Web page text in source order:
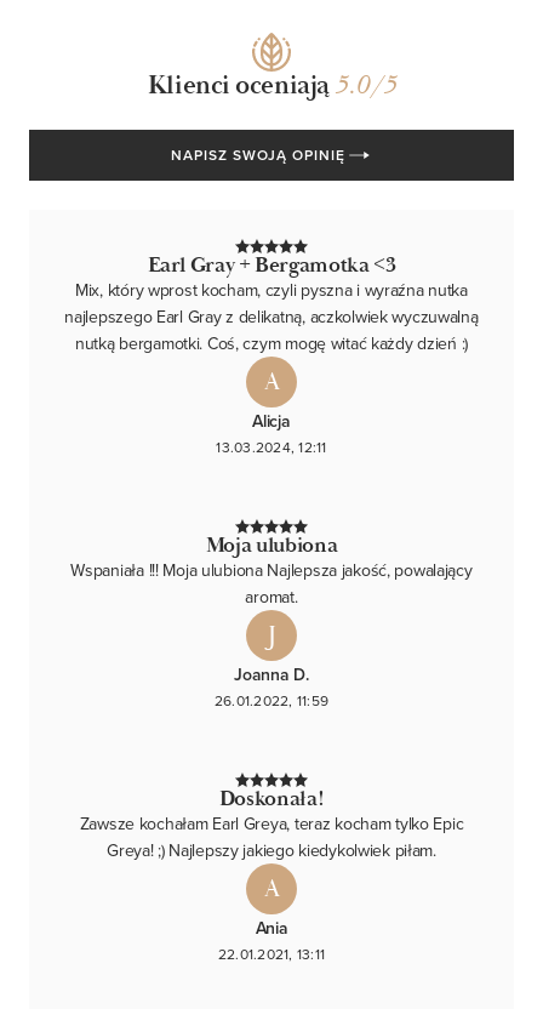
Klienci oceniają /5
NAPISZ SWOJĄ OPINIĘ
Earl Gray + Bergamotka <3
Mix, który wprost kocham, czyli pyszna i wyraźna nutka
najlepszego Earl Gray z delikatną, aczkolwiek wyczuwalną
nutką bergamotki. Coś, czym mogę witać każdy dzień :)
A
Alicja
13.03.2024, 12:11
Moja ulubiona
Wspaniała !!! Moja ulubiona Najlepsza jakość, powalający
aromat.
J
Joanna D.
26.01.2022, 11:59
Doskonała!
Zawsze kochałam Earl Greya, teraz kocham tylko Epic
Greya! ;) Najlepszy jakiego kiedykolwiek piłam.
A
Ania
22.01.2021, 13:11